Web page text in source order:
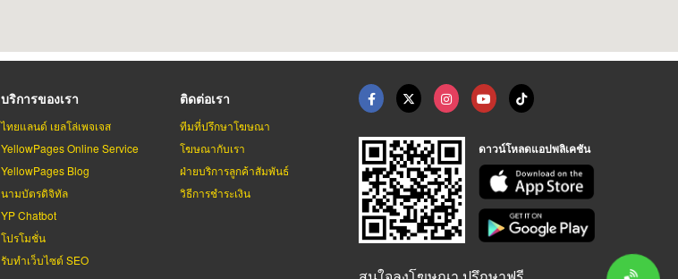
บริการของเรา
ไทยแลนด์ เยลโล่เพจเจส
YellowPages Online Service
YellowPages Blog
นามบัตรดิจิทัล
YP Chatbot
โปรโมชั่น
รับทำเว็บไซต์ SEO
ติดต่อเรา
ทีมที่ปรึกษาโฆษณา
โฆษณากับเรา
ฝ่ายบริการลูกค้าสัมพันธ์
วิธีการชำระเงิน
ดาวน์โหลดแอปพลิเคชัน